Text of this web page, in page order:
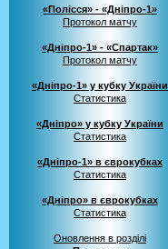
«Полісся» - «Дніпро-1»
Протокол матчу
«Дніпро-1» - «Спартак»
Протокол матчу
«Дніпро-1» у кубку України
Статистика
«Дніпро» у кубку України
Статистика
«Дніпро-1» в єврокубках
Статистика
«Дніпро» в єврокубках
Статистика
Оновлення в розділі